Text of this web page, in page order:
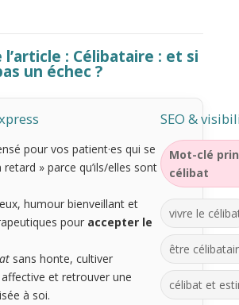
: Célibataire : et si
un échec ?
pour vos patient·es qui se
retard » parce qu’ils/elles sont
humour bienveillant et
pour accepter le
sans honte, cultiver
affective et retrouver une
à soi.
SEO &
Mot-clé
célibat
vivre le
être
célibat et